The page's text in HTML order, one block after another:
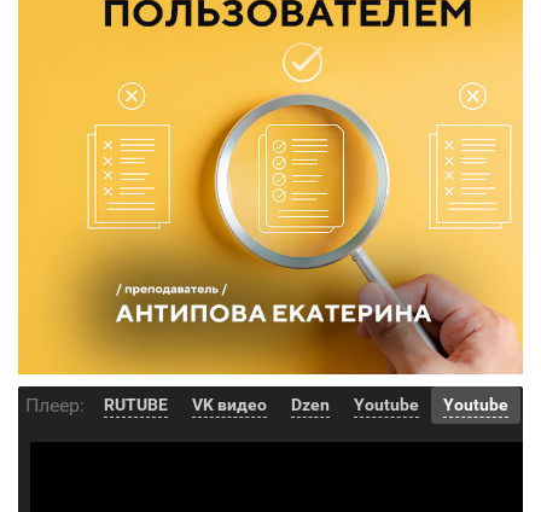
Плеер: RUTUBE VK видео Dzen Youtube Youtube